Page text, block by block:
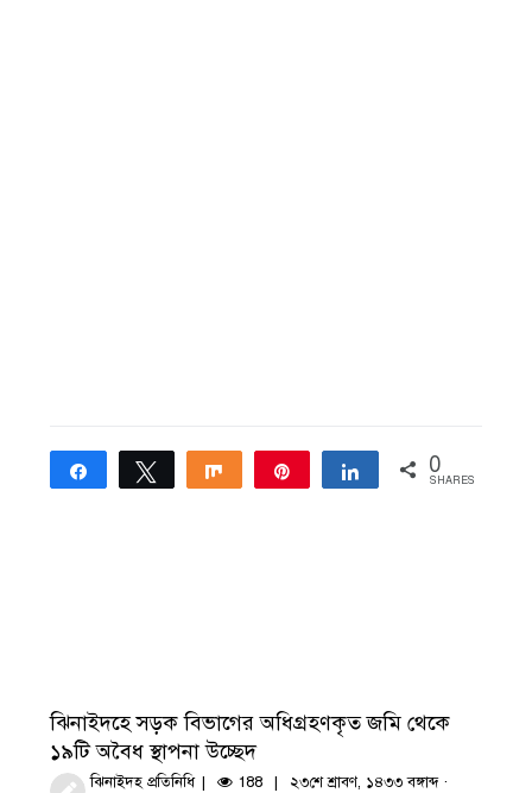
Share Tweet Share Share 0
SHARES
ঝিনাইদহে সড়ক বিভাগের অধিগ্রহণকৃত জমি থেকে
১৯টি অবৈধ স্থাপনা উচ্ছেদ
ঝিনাইদহ প্রতিনিধি 188 ২৩শে শ্রাবণ, ১৪৩৩ বঙ্গাব্দ ·